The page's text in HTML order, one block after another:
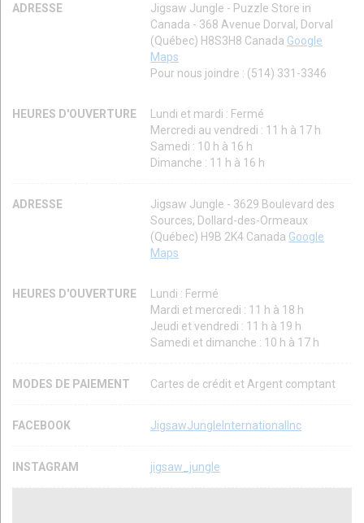
ADRESSE
Jigsaw Jungle - Puzzle Store in
Canada - 368 Avenue Dorval, Dorval
(Québec) H8S3H8 Canada Google
Maps
Pour nous joindre : (514) 331-3346
HEURES D'OUVERTURE
Lundi et mardi : Fermé
Mercredi au vendredi : 11 h à 17 h
Samedi : 10 h à 16 h
Dimanche : 11 h à 16 h
ADRESSE
Jigsaw Jungle - 3629 Boulevard des
Sources, Dollard-des-Ormeaux
(Québec) H9B 2K4 Canada Google
Maps
HEURES D'OUVERTURE
Lundi : Fermé
Mardi et mercredi : 11 h à 18 h
Jeudi et vendredi : 11 h à 19 h
Samedi et dimanche : 10 h à 17 h
MODES DE PAIEMENT Cartes de crédit et Argent comptant
FACEBOOK JigsawJungleInternationalInc
INSTAGRAM jigsaw_jungle